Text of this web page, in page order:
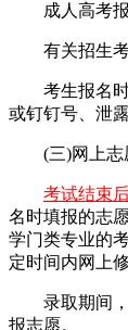
成人高考
有关招生
考生报名
或钉钉号、泄
(三)网上志
考试结束
名时填报的志
学门类专业的
定时间内网上
录取期间
报志愿。